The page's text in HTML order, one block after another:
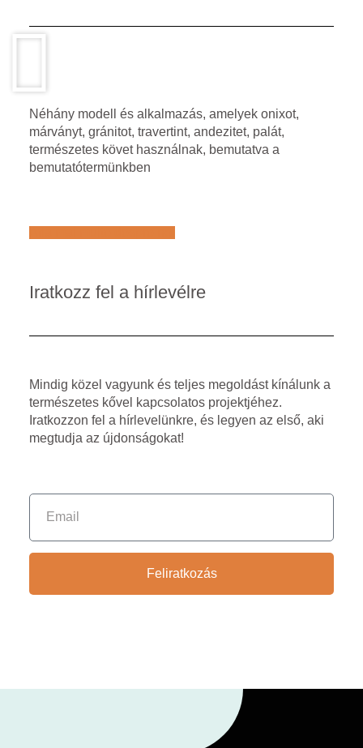
Néhány modell és alkalmazás, amelyek onixot,
márványt, gránitot, travertint, andezitet, palát,
természetes követ használnak, bemutatva a
bemutatótermünkben
Iratkozz fel a hírlevélre
Mindig közel vagyunk és teljes megoldást kínálunk a
természetes kővel kapcsolatos projektjéhez.
Iratkozzon fel a hírlevelünkre, és legyen az első, aki
megtudja az újdonságokat!
Feliratkozás